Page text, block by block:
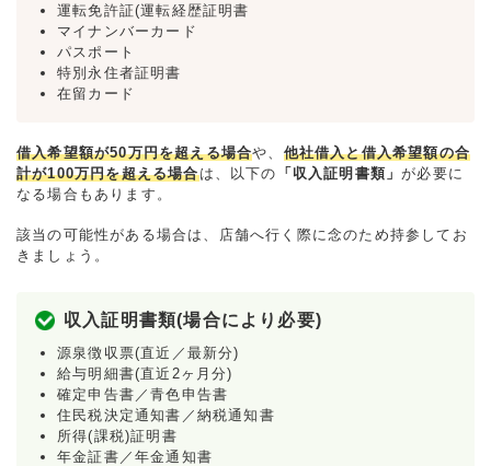
運転免許証(運転経歴証明書
マイナンバーカード
パスポート
特別永住者証明書
在留カード
借入希望額が50万円を超える場合や、 他社借入と借入希望額の合
計が100万円を超える場合は、以下の 「収入証明書類」が必要に
なる場合もあります。
該当の可能性がある場合は、店舗へ行く際に念のため持参してお
きましょう。
収入証明書類(場合により必要)
源泉徴収票(直近／最新分)
給与明細書(直近2ヶ月分)
確定申告書／青色申告書
住民税決定通知書／納税通知書
所得(課税)証明書
年金証書／年金通知書